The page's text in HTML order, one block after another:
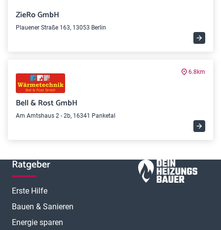
ZieRo GmbH
Plauener Straße 163, 13053 Berlin
6.8km
Bell & Rost GmbH
Am Amtshaus 2 - 2b, 16341 Panketal
Ratgeber
Erste Hilfe
Bauen & Sanieren
Energie sparen